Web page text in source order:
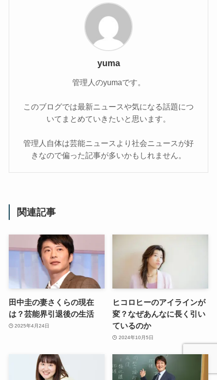
yuma
管理人のyumaです。
このブログでは最新ニュースや気になる話題につ
いてまとめていきたいと思います。
管理人自体は芸能ニュースより社会ニュースが好
きなので偏った記事が多いかもしれません。
関連記事
田中圭の妻さくらの現在
は？芸能界引退後の生活
2025年4月24日
ヒコロヒーのアイラインが
変？なぜあんなに長く引い
ているのか
2024年10月5日